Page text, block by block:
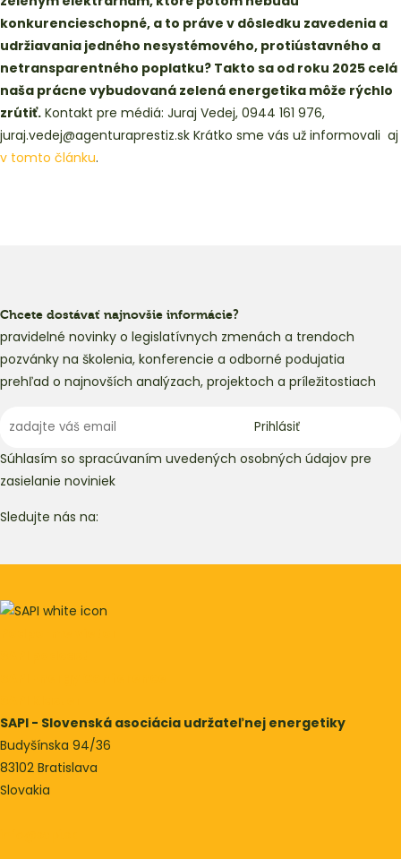
konkurencieschopné, a to práve v dôsledku zavedenia a
udržiavania jedného nesystémového, protiústavného a
netransparentného poplatku? Takto sa od roku 2025 celá
naša prácne vybudovaná zelená energetika môže rýchlo
zrútiť. Kontakt pre médiá: Juraj Vedej, 0944 161 976,
juraj.vedej@agenturaprestiz.sk Krátko sme vás už informovali aj
v tomto článku.
Chcete dostávať najnovšie informácie?
pravidelné novinky o legislatívnych zmenách a trendoch
pozvánky na školenia, konferencie a odborné podujatia
prehľad o najnovších analýzach, projektoch a príležitostiach
Súhlasím so spracúvaním uvedených osobných údajov pre
zasielanie noviniek
Sledujte nás na:
SAPI - Slovenská asociácia udržateľnej energetiky
Budyšínska 94/36
83102 Bratislava
Slovakia